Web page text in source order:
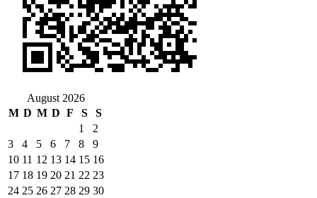
August 2026
M D M D F S
S
1
2
3
4 5 6 7 8
9
10 11 12 13 14 15 16
17 18 19 20 21 22 23
24 25 26 27 28 29 30